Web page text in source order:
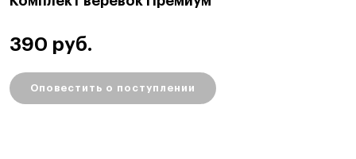
390 руб.
Оповестить о поступлении